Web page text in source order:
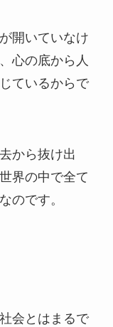
開いていなけ
心の底から人
ているからで
から抜け出
界の中で全て
のです。
会とはまるで